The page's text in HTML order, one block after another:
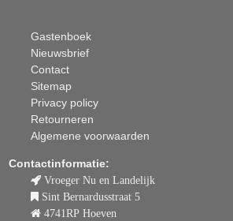
Gastenboek
Nieuwsbrief
Contact
Sitemap
Privacy policy
Retourneren
Algemene voorwaarden
Contactinformatie:
Vroeger Nu en Landelijk
Sint Bernardusstraat 5
4741RP Hoeven